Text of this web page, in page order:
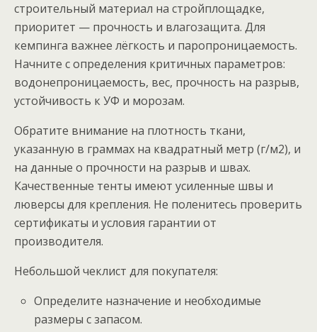
строительный материал на стройплощадке,
приоритет — прочность и влагозащита. Для
кемпинга важнее лёгкость и паропроницаемость.
Начните с определения критичных параметров:
водонепроницаемость, вес, прочность на разрыв,
устойчивость к УФ и морозам.
Обратите внимание на плотность ткани,
указанную в граммах на квадратный метр (г/м2), и
на данные о прочности на разрыв и швах.
Качественные тенты имеют усиленные швы и
люверсы для крепления. Не поленитесь проверить
сертификаты и условия гарантии от
производителя.
Небольшой чеклист для покупателя:
Определите назначение и необходимые
размеры с запасом.